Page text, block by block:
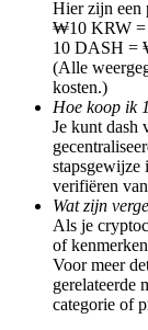
BTC
Deposit &
Deposit
Share
Hier zijn een
₩10 KRW =
10 DASH =
(Alle
kosten.)
Hoe koop ik
Je kunt dash
stapsgewijze
verifiëren
Wat zijn
Als je
of
Voor meer
gerelateerde
categorie of